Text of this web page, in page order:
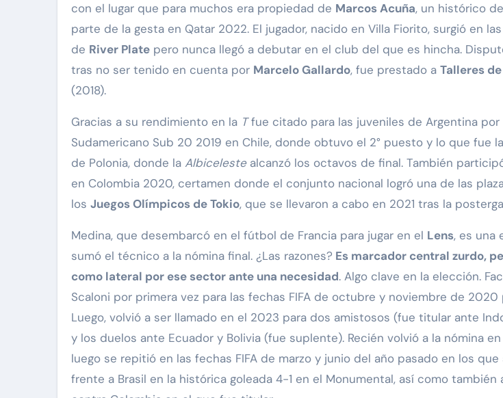
con el lugar que para muchos era propiedad de Marcos Acuña, un histórico
parte de la gesta en Qatar 2022. El jugador, nacido en Villa Fiorito, surgió en
de River Plate pero nunca llegó a debutar en el club del que es hincha.
tras no ser tenido en cuenta por Marcelo Gallardo, fue prestado a Talleres
(2018).
Gracias a su rendimiento en la Tfue citado para las juveniles de Argentina por
Sudamericano Sub 20 2019 en Chile, donde obtuvo el 2° puesto y lo que fue
de Polonia, donde la Albicelestealcanzó los octavos de final. También
en Colombia 2020, certamen donde el conjunto nacional logró una de las
los Juegos Olímpicos de Tokio, que se llevaron a cabo en 2021 tras la
Medina, que desembarcó en el fútbol de Francia para jugar en el Lens, es una
sumó el técnico a la nómina final. ¿Las razones? Es marcador central zurdo,
como lateral por ese sector ante una necesidad. Algo clave en la elección.
Scaloni por primera vez para las fechas FIFA de octubre y noviembre de 2020
Luego, volvió a ser llamado en el 2023 para dos amistosos (fue titular ante
y los duelos ante Ecuador y Bolivia (fue suplente). Recién volvió a la nómina
luego se repitió en las fechas FIFA de marzo y junio del año pasado en los
frente a Brasil en la histórica goleada 4-1 en el Monumental, así como